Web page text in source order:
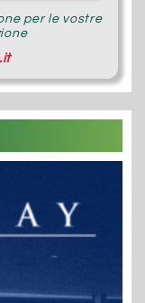
per le vostre